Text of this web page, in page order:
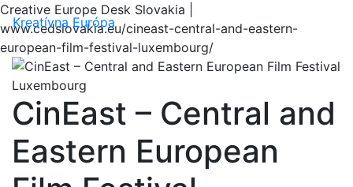
Creative Europe Desk Slovakia |
www.cedslovakia.eu/cineast-central-and-eastern-
european-film-festival-luxembourg/
Kreatívna Európa
CinEast – Central and
Eastern European